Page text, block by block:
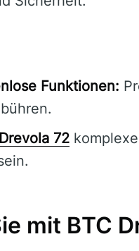
Funktionen:
72
mit BTC